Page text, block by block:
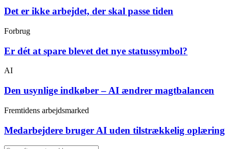
Det er ikke arbejdet, der skal passe tiden
Forbrug
Er dét at spare blevet det nye statussymbol?
AI
Den usynlige indkøber – AI ændrer magtbalancen
Fremtidens arbejdsmarked
Medarbejdere bruger AI uden tilstrækkelig oplæring